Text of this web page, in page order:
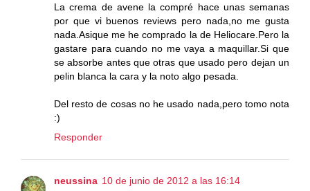
La crema de avene la compré hace unas semanas
por que vi buenos reviews pero nada,no me gusta
nada.Asique me he comprado la de Heliocare.Pero la
gastare para cuando no me vaya a maquillar.Si que
se absorbe antes que otras que usado pero dejan un
pelin blanca la cara y la noto algo pesada.
Del resto de cosas no he usado nada,pero tomo nota
:)
Responder
neussina 10 de junio de 2012 a las 16:14